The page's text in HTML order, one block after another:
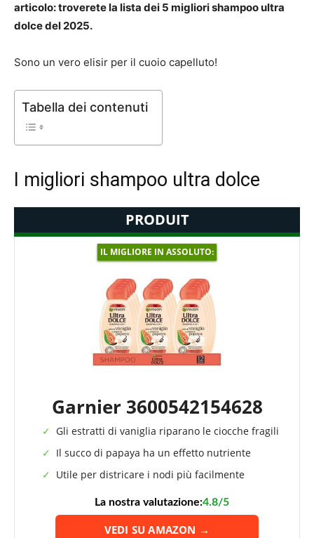
articolo: troverete la lista dei 5 migliori shampoo ultra
dolce del 2025.
Sono un vero elisir per il cuoio capelluto!
Tabella dei contenuti
I migliori shampoo ultra dolce
PRODUIT
IL MIGLIORE IN ASSOLUTO:
Garnier 3600542154628
Gli estratti di vaniglia riparano le ciocche fragili
Il succo di papaya ha un effetto nutriente
Utile per districare i nodi più facilmente
La nostra valutazione:4.8/5
VEDI SU AMAZON →